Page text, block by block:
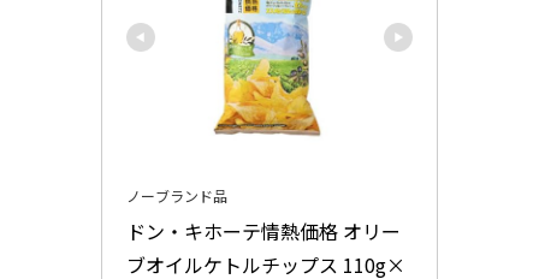
ノーブランド品
ドン・キホーテ情熱価格 オリー
ブオイルケトルチップス 110g×